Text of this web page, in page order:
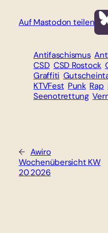
Auf Mastodon teilen
Antifaschismus
CSD CSD Rostock
Graffiti
KTVFest Punk Rap
Seenotrettung
← Awiro
Wochenübersicht KW
20 2026